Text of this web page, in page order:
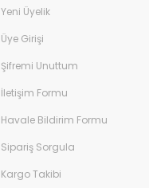
Yeni Üyelik
Üye Girişi
Şifremi Unuttum
İletişim Formu
Havale Bildirim Formu
Sipariş Sorgula
Kargo Takibi